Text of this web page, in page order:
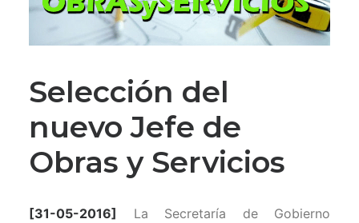
RECAUDACIONES
Selección del
nuevo Jefe de
Obras y Servicios
[31-05-2016] La Secretaría de Gobierno